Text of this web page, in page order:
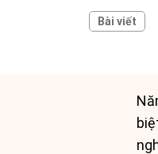
Bài viết